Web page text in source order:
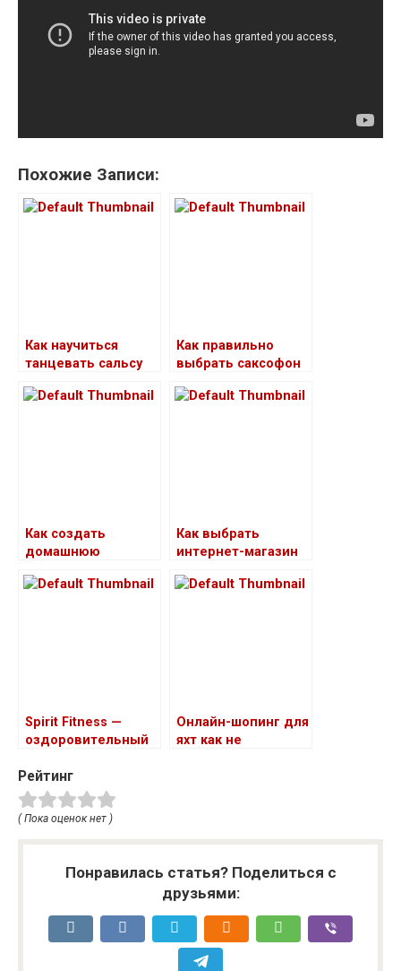
Похожие Записи:
Как научиться
танцевать сальсу
Как правильно
выбрать саксофон
Как создать
домашнюю
Как выбрать
интернет-магазин
Spirit Fitness —
оздоровительный
Онлайн-шопинг для
яхт как не
Рейтинг
( Пока оценок нет )
Понравилась статья? Поделиться с
друзьями: